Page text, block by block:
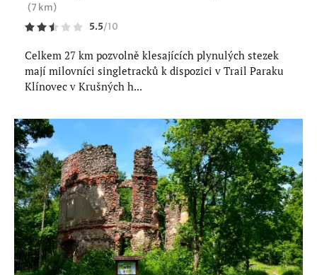
(7 km)
5.5/10
Celkem 27 km pozvolně klesajících plynulých stezek
mají milovníci singletracků k dispozici v Trail Paraku
Klínovec v Krušných h...